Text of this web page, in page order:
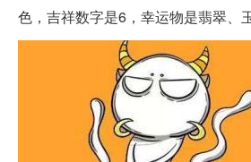
色，吉祥数字是6，幸运物是翡翠、玉